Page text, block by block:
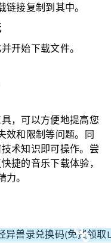
接复制到其中。
开始下载文件。
，可以方便地提高您
效和限制等问题。同
术知识即可操作。尝
捷的音乐下载体验，
。